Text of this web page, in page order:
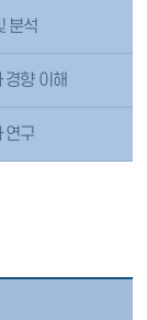
분석
경향 이해
연구